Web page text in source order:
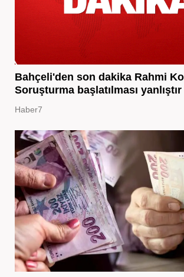
Bahçeli'den son dakika Rahmi
Soruşturma başlatılması yanlıştır
Haber7